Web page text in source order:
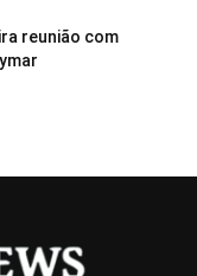
reunião com